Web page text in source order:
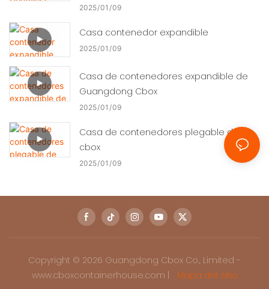
2025 01 09
Casa contenedor expandible
2025 01 09
Casa de contenedores expandible de
Guangdong Cbox
2025 01 09
Casa de contenedores plegable de
cbox
2025 01 09
Copyright © 2026 Guangdong Cbox Co., Limited -
www.cboxcontainerhouse.com |
Mapa del sitio